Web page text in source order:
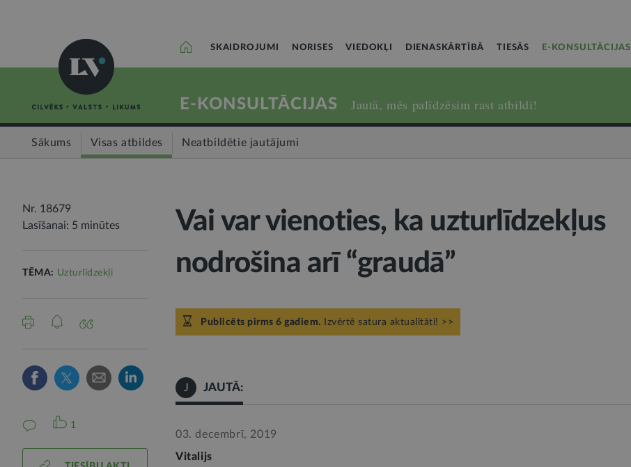
SKAIDROJUMI NORISES VIEDOKĻI DIENASKĀRTĪBĀ TIESĀS E-KONSULTĀCIJAS
E-KONSULTĀCIJAS Jautā, mēs palīdzēsim rast atbildi!
Sākums Visas atbildes Neatbildētie jautājumi
Nr. 18679
Lasīšanai: 5 minūtes
TĒMA: Uzturlīdzekļi
1
Vai var vienoties, ka uzturlīdzekļus
nodrošina arī “graudā”
Publicēts pirms 6 gadiem. Izvērtē satura aktualitāti! >>
J JAUTĀ:
03. decembrī, 2019
Vitalijs